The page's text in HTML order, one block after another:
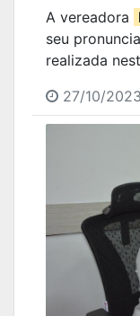
A vereadora
seu
realizada
27/10/